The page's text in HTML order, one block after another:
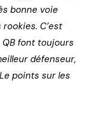
bonne voie
C’est
QB font toujours
défenseur,
points sur les